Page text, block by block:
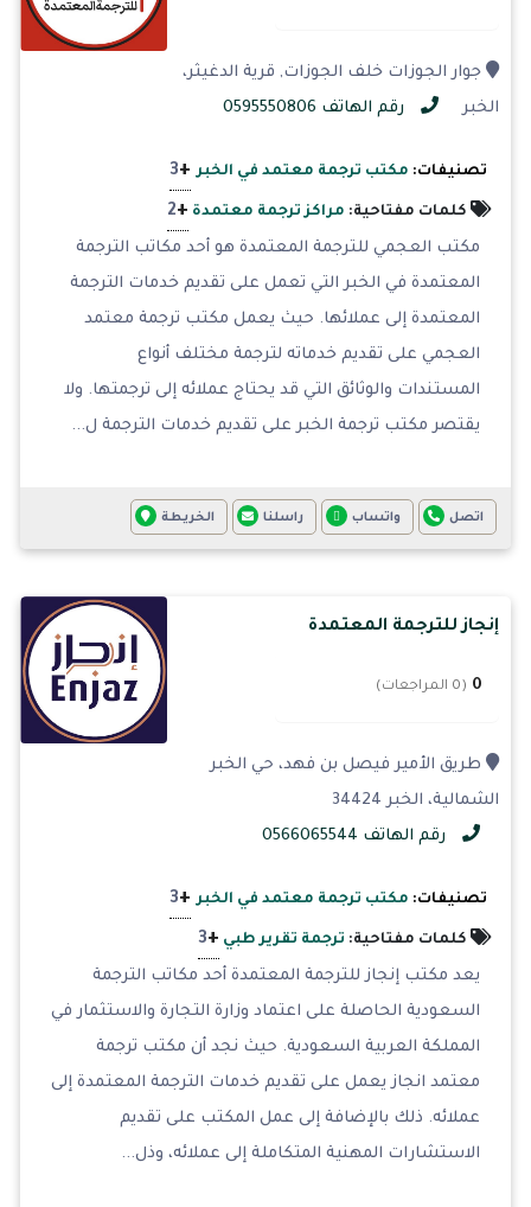
جوار الجوزات خلف الجوزات, قرية الدغيثر،
الخبر
رقم الهاتف 0595550806
تصنيفات: مكتب ترجمة معتمد في الخبر +
3
كلمات مفتاحية: مراكز ترجمة معتمدة +
2
مكتب العجمي للترجمة المعتمدة هو أحد مكاتب الترجمة
المعتمدة في الخبر التي تعمل على تقديم خدمات الترجمة
المعتمدة إلى عملائها. حيث يعمل مكتب ترجمة معتمد
العجمي على تقديم خدماته لترجمة مختلف أنواع
المستندات والوثائق التي قد يحتاج عملائه إلى ترجمتها. ولا
يقتصر مكتب ترجمة الخبر على تقديم خدمات الترجمة ل...
اتصل واتساب راسلنا الخريطة
إنجاز للترجمة المعتمدة
0 (0 المراجعات)
طريق الأمير فيصل بن فهد، حي الخبر
الشمالية، الخبر 34424
رقم الهاتف 0566065544
تصنيفات: مكتب ترجمة معتمد في الخبر +
3
كلمات مفتاحية: ترجمة تقرير طبي +
3
يعد مكتب إنجاز للترجمة المعتمدة أحد مكاتب الترجمة
السعودية الحاصلة على اعتماد وزارة التجارة والاستثمار في
المملكة العربية السعودية. حيث نجد أن مكتب ترجمة
معتمد انجاز يعمل على تقديم خدمات الترجمة المعتمدة إلى
عملائه. ذلك بالإضافة إلى عمل المكتب على تقديم
الاستشارات المهنية المتكاملة إلى عملائه، وذل...